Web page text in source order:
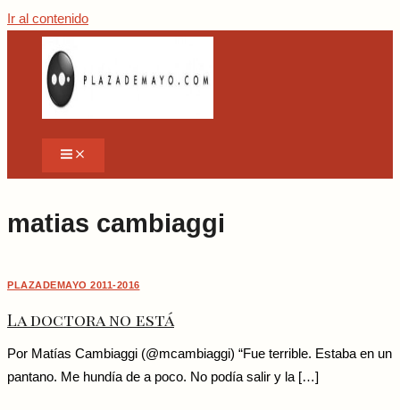
Ir al contenido
matias cambiaggi
PLAZADEMAYO 2011-2016
La doctora no está
Por Matías Cambiaggi (@mcambiaggi) “Fue terrible. Estaba en un
pantano. Me hundía de a poco. No podía salir y la […]